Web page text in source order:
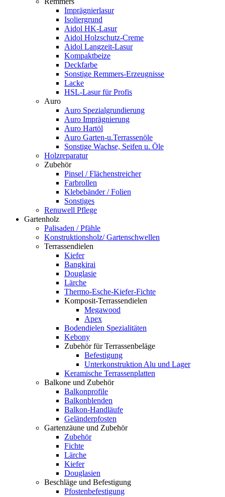
Imprägnierlasur
Isoliergrund
Aidol HK-Lasur
Aidol Holzschutz-Creme
Aidol Langzeit-Lasur
Kompaktbeize
Deckfarbe
Sonstige Remmers-Erzeugnisse
Lacke
HSL-Lasur für Profis
Auro
Auro Spezialgrundierung
Auro Imprägnierung
Auro Hartöl
Auro Garten-u.Terrassenöle
Sonstige Wachse, Seifen u. Öle
Holzreparatur
Zubehör
Pinsel / Flächenstreicher
Farbrollen
Klebebänder / Folien
Sonstiges
Renuwell Pflege
Gartenholz
Palisaden / Pfähle
Konstruktionsholz/ Gartenschwellen
Terrassendielen
Kiefer
Bangkirai
Douglasie
Lärche
Thermo-Esche-Kiefer-Fichte
Komposit-Terrassendielen
Megawood
Apex
Bodendielen Spezialitäten
Kebony
Zubehör für Terrassenbeläge
Befestigung
Unterkonstruktion Alu und Lager
Keramische Terrassenplatten
Balkone und Zubehör
Balkonprofile
Balkonblenden
Balkon-Handläufe
Geländerpfosten
Gartenzäune und Zubehör
Zubehör
Fichte
Lärche
Kiefer
Douglasien
Beschläge und Befestigung
Pfostenbefestigung